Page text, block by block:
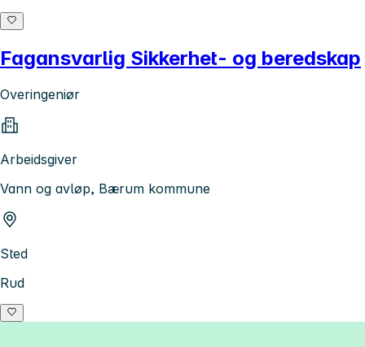
Fagansvarlig Sikkerhet- og beredskap
Overingeniør
Arbeidsgiver
Vann og avløp, Bærum kommune
Sted
Rud